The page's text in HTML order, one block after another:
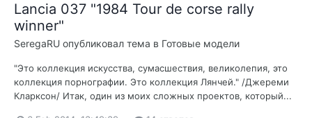
Lancia 037 "1984 Tour de corse rally
winner"
SeregaRU опубликовал тема в Готовые модели
"Это коллекция искусства, сумасшествия, великолепия, это
коллекция порнографии. Это коллекция Лянчей." /Джереми
Кларксон/ Итак, один из моих сложных проектов, который...